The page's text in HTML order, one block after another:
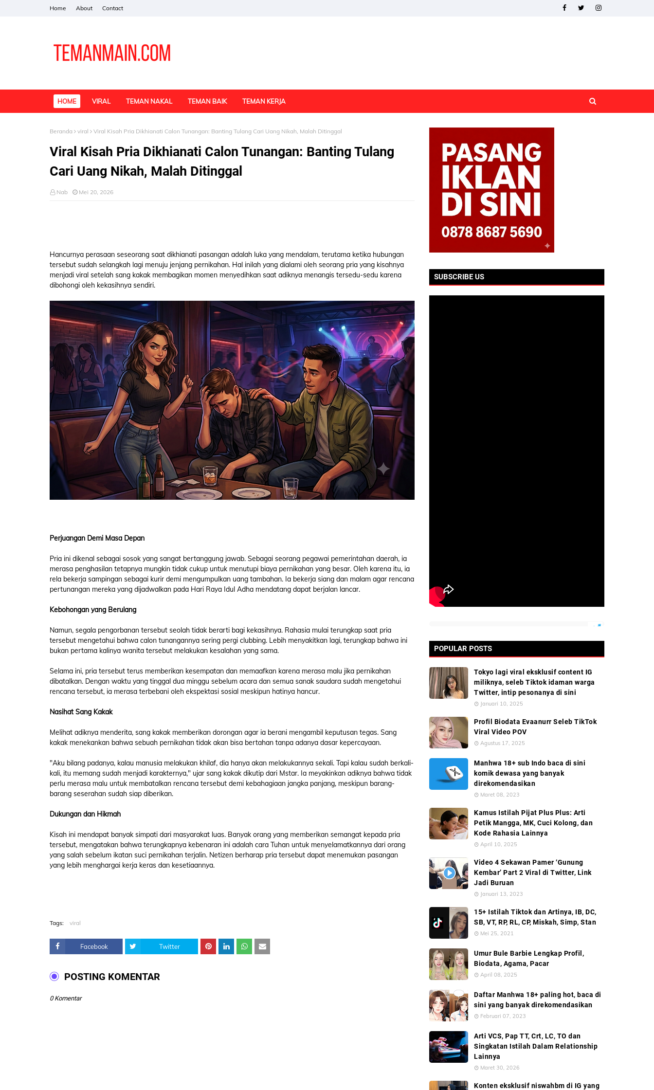
Home About Contact
HOME VIRAL TEMAN NAKAL TEMAN BAIK TEMAN KERJA
Beranda viral Viral Kisah Pria Dikhianati Calon Tunangan: Banting Tulang Cari Uang Nikah, Malah Ditinggal
Viral Kisah Pria Dikhianati Calon Tunangan: Banting Tulang
Cari Uang Nikah, Malah Ditinggal
Nab Mei 20, 2026
Hancurnya perasaan seseorang saat dikhianati pasangan adalah luka yang mendalam, terutama ketika hubungan
tersebut sudah selangkah lagi menuju jenjang pernikahan. Hal inilah yang dialami oleh seorang pria yang kisahnya
menjadi viral setelah sang kakak membagikan momen menyedihkan saat adiknya menangis tersedu-sedu karena
dibohongi oleh kekasihnya sendiri.
Perjuangan Demi Masa Depan
Pria ini dikenal sebagai sosok yang sangat bertanggung jawab. Sebagai seorang pegawai pemerintahan daerah, ia
merasa penghasilan tetapnya mungkin tidak cukup untuk menutupi biaya pernikahan yang besar. Oleh karena itu, ia
rela bekerja sampingan sebagai kurir demi mengumpulkan uang tambahan. Ia bekerja siang dan malam agar rencana
pertunangan mereka yang dijadwalkan pada Hari Raya Idul Adha mendatang dapat berjalan lancar.
Kebohongan yang Berulang
Namun, segala pengorbanan tersebut seolah tidak berarti bagi kekasihnya. Rahasia mulai terungkap saat pria
tersebut mengetahui bahwa calon tunangannya sering pergi clubbing. Lebih menyakitkan lagi, terungkap bahwa ini
bukan pertama kalinya wanita tersebut melakukan kesalahan yang sama.
Selama ini, pria tersebut terus memberikan kesempatan dan memaafkan karena merasa malu jika pernikahan
dibatalkan. Dengan waktu yang tinggal dua minggu sebelum acara dan semua sanak saudara sudah mengetahui
rencana tersebut, ia merasa terbebani oleh ekspektasi sosial meskipun hatinya hancur.
Nasihat Sang Kakak
Melihat adiknya menderita, sang kakak memberikan dorongan agar ia berani mengambil keputusan tegas. Sang
kakak menekankan bahwa sebuah pernikahan tidak akan bisa bertahan tanpa adanya dasar kepercayaan.
"Aku bilang padanya, kalau manusia melakukan khilaf, dia hanya akan melakukannya sekali. Tapi kalau sudah berkali-
kali, itu memang sudah menjadi karakternya," ujar sang kakak dikutip dari Mstar. Ia meyakinkan adiknya bahwa tidak
perlu merasa malu untuk membatalkan rencana tersebut demi kebahagiaan jangka panjang, meskipun barang-
barang seserahan sudah siap diberikan.
Dukungan dan Hikmah
Kisah ini mendapat banyak simpati dari masyarakat luas. Banyak orang yang memberikan semangat kepada pria
tersebut, mengatakan bahwa terungkapnya kebenaran ini adalah cara Tuhan untuk menyelamatkannya dari orang
yang salah sebelum ikatan suci pernikahan terjalin. Netizen berharap pria tersebut dapat menemukan pasangan
yang lebih menghargai kerja keras dan kesetiaannya.
Tags: viral
Facebook Twitter
POSTING KOMENTAR
0 Komentar
SUBSCRIBE US
POPULAR POSTS
Tokyo lagi viral eksklusif content IG
miliknya, seleb Tiktok idaman warga
Twitter, intip pesonanya di sini
Januari 10, 2025
Profil Biodata Evaanurr Seleb TikTok
Viral Video POV
Agustus 17, 2025
Manhwa 18+ sub Indo baca di sini
komik dewasa yang banyak
direkomendasikan
Maret 08, 2023
Kamus Istilah Pijat Plus Plus: Arti
Petik Mangga, MK, Cuci Kolong, dan
Kode Rahasia Lainnya
April 10, 2025
Video 4 Sekawan Pamer ‘Gunung
Kembar’ Part 2 Viral di Twitter, Link
Jadi Buruan
Januari 13, 2023
15+ Istilah Tiktok dan Artinya, IB, DC,
SB, VT, RP, RL, CP, Miskah, Simp, Stan
Mei 25, 2021
Umur Bule Barbie Lengkap Profil,
Biodata, Agama, Pacar
April 08, 2025
Daftar Manhwa 18+ paling hot, baca di
sini yang banyak direkomendasikan
Februari 07, 2023
Arti VCS, Pap TT, Crt, LC, TO dan
Singkatan Istilah Dalam Relationship
Lainnya
Maret 30, 2026
Konten eksklusif niswahbm di IG yang